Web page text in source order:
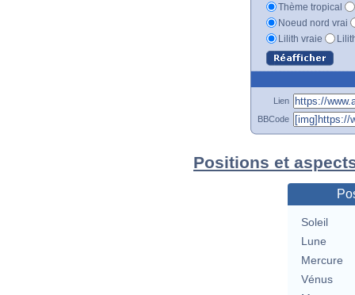
Thème tropical
Noeud nord vrai
Lilith vraie
Lien
BBCode
Positions et
Soleil
Lune
Mercure
Vénus